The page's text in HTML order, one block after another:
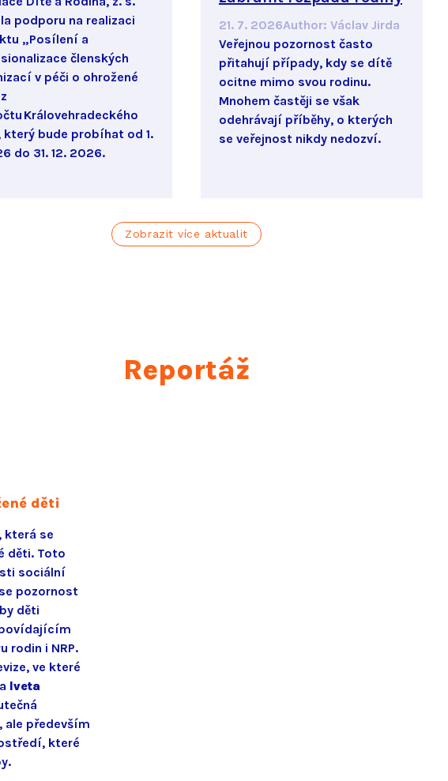
podporu na realizaci
„Posílení a
členských
v péči o ohrožené
Královehradeckého
který bude probíhat od 1.
do 31. 12. 2026.
21. 7. 2026Author: Václav Jirda
Veřejnou pozornost často
přitahují případy, kdy se dítě
ocitne mimo svou rodinu.
Mnohem častěji se však
odehrávají příběhy, o kterých
se veřejnost nikdy nedozví.
Zobrazit více aktualit
Reportáž
děti
která se
děti. Toto
sociální
pozornost
děti
rodin i NRP.
ve které
Iveta
ale především
které